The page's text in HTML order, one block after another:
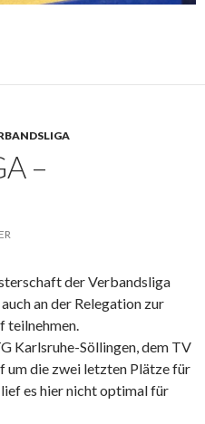
–
der Verbandsliga
an der Relegation zur
teilnehmen.
Karlsruhe-Söllingen, dem TV
um die zwei letzten Plätze für
es hier nicht optimal für